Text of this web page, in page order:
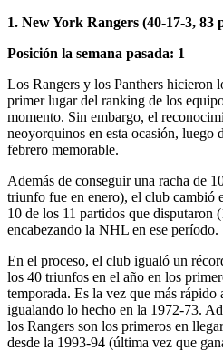
1. New York Rangers (40-17-3, 83
Posición la semana pasada: 1
Los Rangers y los Panthers hicieron
primer lugar del ranking de los
momento. Sin embargo, el
neoyorquinos en esta ocasión, luego
febrero memorable.
Además de conseguir una racha de
triunfo fue en enero), el club cambió
10 de los 11 partidos que disputaron
encabezando la NHL en ese período.
En el proceso, el club igualó un
los 40 triunfos en el año en los
temporada. Es la vez que más rápido
igualando lo hecho en la 1972-73.
los Rangers son los primeros en
desde la 1993-94 (última vez que